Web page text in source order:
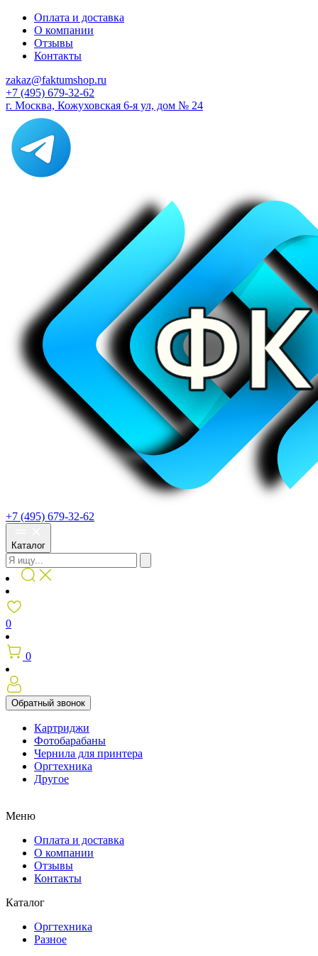
Оплата и доставка
О компании
Отзывы
Контакты
zakaz@faktumshop.ru
+7 (495) 679-32-62
г. Москва, Кожуховская 6-я ул, дом № 24
+7 (495) 679-32-62
Каталог
0
0
Обратный звонок
Картриджи
Фотобарабаны
Чернила для принтера
Оргтехника
Другое
Меню
Оплата и доставка
О компании
Отзывы
Контакты
Каталог
Оргтехника
Разное